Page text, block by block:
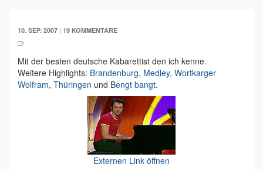
10. SEP. 2007 | 19 KOMMENTARE
Mit der besten deutsche Kabarettist den ich kenne.
Weitere Highlights: Brandenburg, Medley, Wortkarger
Wolfram, Thüringen und Bengt bangt.
Externen Link öffnen